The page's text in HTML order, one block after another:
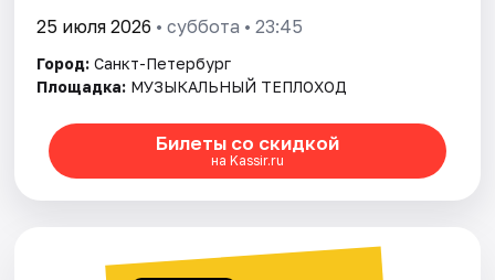
Артисты
Рейтинги
25 июля 2026 • суббота • 23:45
Город: Санкт-Петербург
Площадка: МУЗЫКАЛЬНЫЙ ТЕПЛОХОД
Билеты со скидкой
на Kassir.ru